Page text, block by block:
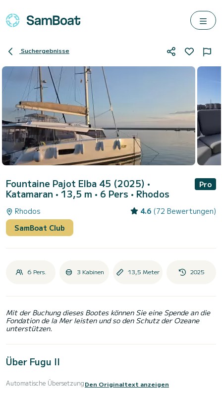
Suchergebnisse
Fountaine Pajot Elba 45 (2025) •
Katamaran • 13,5 m • 6 Pers • Rhodos
Pro
Rhodos 4.6 (72 Bewertungen)
SamBoat Club
6 Pers. 3 Kabinen 13,5 Meter 2025
Mit der Buchung dieses Bootes können Sie eine Spende an die
Fondation de la Mer leisten und so den Schutz der Ozeane
unterstützen.
Über Fugu II
Automatische ÜbersetzungDen Originaltext anzeigen